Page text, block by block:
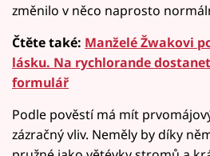
změnilo v něco naprosto
Čtěte také: Manželé Žwakovi
lásku. Na rychlorande
formulář
Podle pověstí má mít
zázračný vliv. Neměly by díky